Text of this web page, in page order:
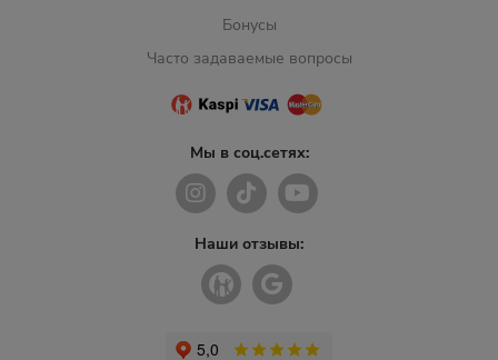
Бонусы
Часто задаваемые вопросы
Мы в соц.сетях:
Наши отзывы: